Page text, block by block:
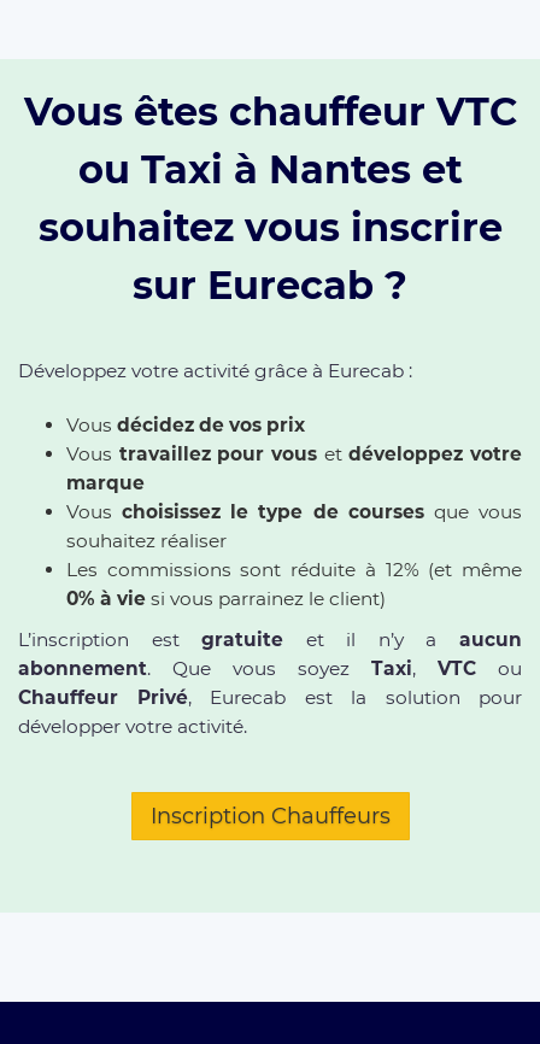
Vous êtes chauffeur VTC
ou Taxi à Nantes et
souhaitez vous inscrire
sur Eurecab ?
Développez votre activité grâce à Eurecab :
Vous décidez de vos prix
Vous travaillez pour vous etdéveloppez votre
marque
Vouschoisissez le type de coursesque vous
souhaitez réaliser
Les commissions sont réduite à 12% (et même
0% à vie si vous parrainez le client)
L’inscription estgratuite et il n’y aaucun
abonnement. Que vous soyez Taxi, VTC ou
Chauffeur Privé, Eurecab est la solution pour
développer votre activité.
Inscription Chauffeurs